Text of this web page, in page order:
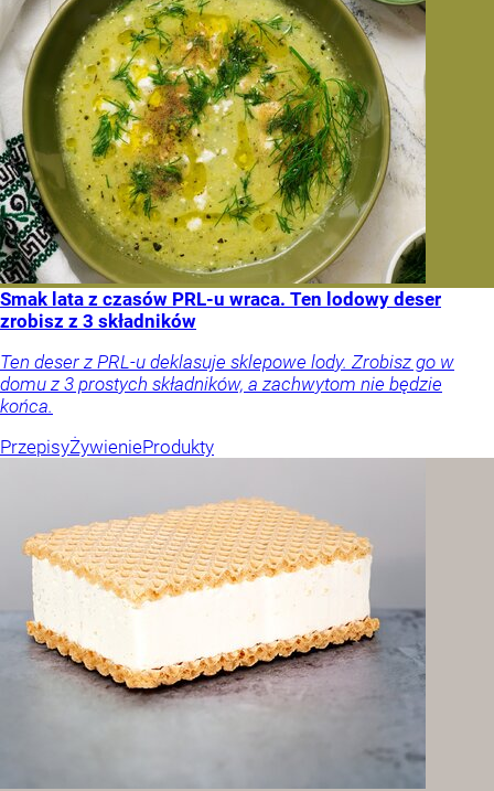
Smak lata z czasów PRL-u wraca. Ten lodowy deser
zrobisz z 3 składników
Ten deser z PRL-u deklasuje sklepowe lody. Zrobisz go w
domu z 3 prostych składników, a zachwytom nie będzie
końca.
PrzepisyŻywienieProdukty